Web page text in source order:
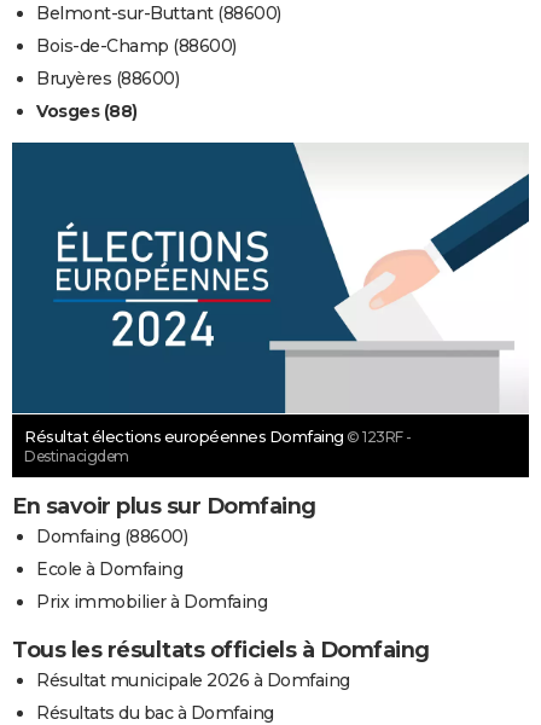
Belmont-sur-Buttant (88600)
Bois-de-Champ (88600)
Bruyères (88600)
Vosges (88)
Résultat élections européennes Domfaing © 123RF -
Destinacigdem
En savoir plus sur Domfaing
Domfaing (88600)
Ecole à Domfaing
Prix immobilier à Domfaing
Tous les résultats officiels à Domfaing
Résultat municipale 2026 à Domfaing
Résultats du bac à Domfaing